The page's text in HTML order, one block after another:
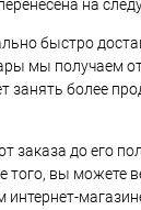
на
быстро
мы получаем
занять более
заказа до его
того, вы можете